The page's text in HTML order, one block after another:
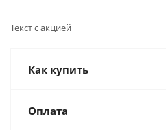
Текст с акцией
Как купить
Оплата